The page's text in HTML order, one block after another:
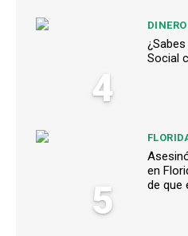
4
DINERO
Social
5
en
de que